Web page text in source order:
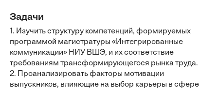
Задачи
1. Изучить структуру компетенций, формируемых
программой магистратуры «Интегрированные
коммуникации» НИУ ВШЭ, и их соответствие
требованиям трансформирующегося рынка труда.
2. Проанализировать факторы мотивации
выпускников, влияющие на выбор карьеры в сфере